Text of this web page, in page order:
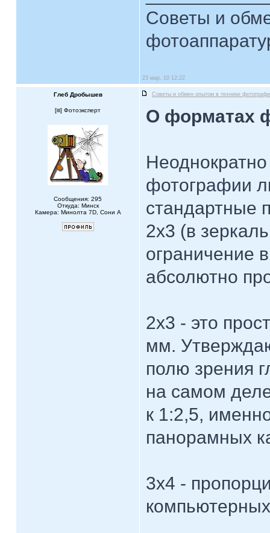
Советы и
23 мар, 10 12:22
Глеб Дробышев Советы и обмен опытом в технике
[ ] Фотоэксперт
Сообщения: 295
Откуда: Минск
Камера: Минолта 7D, Сони А
О форматах
фотографии
стандартные
2х3 (в
ограничение
абсолютно
2х3 - это
мм.
полю зрения
на самом
к 1:2,5,
панорамных
3х4 -